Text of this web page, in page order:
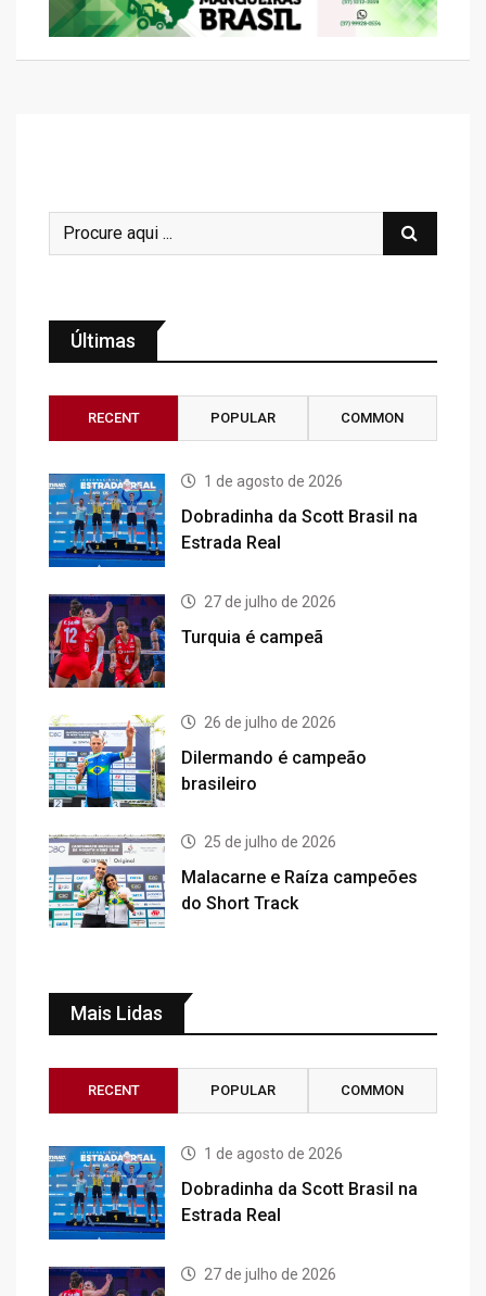
Últimas
RECENT POPULAR COMMON
1 de agosto de 2026
Dobradinha da Scott Brasil na
Estrada Real
27 de julho de 2026
Turquia é campeã
26 de julho de 2026
Dilermando é campeão
brasileiro
25 de julho de 2026
Malacarne e Raíza campeões
do Short Track
Mais Lidas
RECENT POPULAR COMMON
1 de agosto de 2026
Dobradinha da Scott Brasil na
Estrada Real
27 de julho de 2026